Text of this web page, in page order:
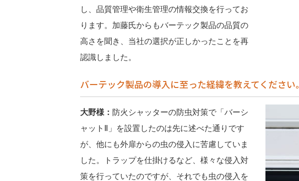
し、品質管理や衛生管理の情報交換を行ってお
ります。加藤氏からもバーテック製品の品質の
高さを聞き、当社の選択が正しかったことを再
認識しました。
バーテック製品の導入に至った経緯を教えてください。
大野様： 防火シャッターの防虫対策で「バーシ
ャットⅡ」を設置したのは先に述べた通りです
が、他にも外扉からの虫の侵入に苦慮していま
した。トラップを仕掛けるなど、様々な侵入対
策を行っていたのですが、それでも虫の侵入を